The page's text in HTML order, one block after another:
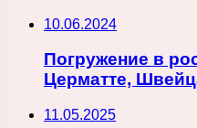
10.06.2024
Погружение в
Церматте,
11.05.2025